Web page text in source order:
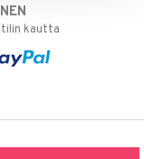
kautta